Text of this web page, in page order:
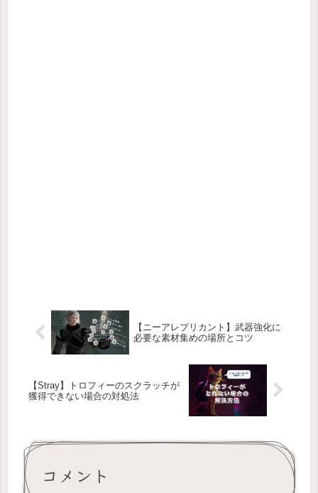
【ニーアレプリカント】武器強化に
必要な素材集めの場所とコツ
【Stray】トロフィーのスクラッチが
獲得できない場合の対処法
コメント